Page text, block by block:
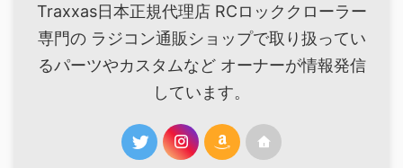
Traxxas日本正規代理店 RCロッククローラー
専門の ラジコン通販ショップで取り扱ってい
るパーツやカスタムなど オーナーが情報発信
しています。